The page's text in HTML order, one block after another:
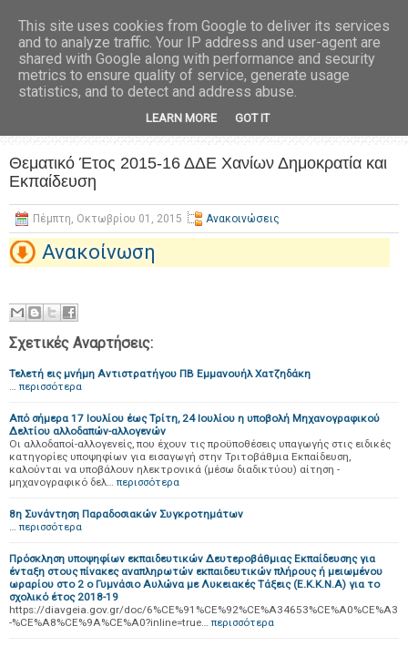
Θεματικό Έτος 2015-16 ΔΔΕ Χανίων Δημοκρατία και
Εκπαίδευση
Πέμπτη, Οκτωβρίου 01, 2015 Ανακοινώσεις
Ανακοίνωση
Σχετικές Αναρτήσεις:
Τελετή εις μνήμη Αντιστρατήγου ΠΒ Εμμανουήλ Χατζηδάκη
… περισσότερα
Από σήμερα 17 Ιουλίου έως Τρίτη, 24 Ιουλίου η υποβολή Μηχανογραφικού
Δελτίου αλλοδαπών-αλλογενών
Οι αλλοδαποί-αλλογενείς, που έχουν τις προϋποθέσεις υπαγωγής στις ειδικές
κατηγορίες υποψηφίων για εισαγωγή στην Τριτοβάθμια Εκπαίδευση,
καλούνται να υποβάλουν ηλεκτρονικά (μέσω διαδικτύου) αίτηση -
μηχανογραφικό δελ… περισσότερα
8η Συνάντηση Παραδοσιακών Συγκροτημάτων
… περισσότερα
Πρόσκληση υποψηφίων εκπαιδευτικών Δευτεροβάθμιας Εκπαίδευσης για
ένταξη στους πίνακες αναπληρωτών εκπαιδευτικών πλήρους ή μειωμένου
ωραρίου στο 2 ο Γυμνάσιο Αυλώνα με Λυκειακές Τάξεις (Ε.Κ.Κ.Ν.Α) για το
σχολικό έτος 2018-19
https://diavgeia.gov.gr/doc/6%CE%91%CE%92%CE%A34653%CE%A0%CE%A3
-%CE%A8%CE%9A%CE%A0?inline=true… περισσότερα
This site uses cookies from Google to deliver its services
and to analyze traffic. Your IP address and user-agent are
shared with Google along with performance and security
metrics to ensure quality of service, generate usage
statistics, and to detect and address abuse.
LEARN MORE GOT IT